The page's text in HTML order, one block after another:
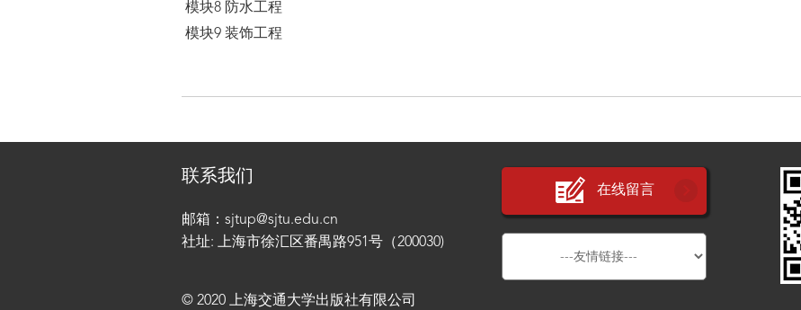
模块8 防水工程
模块9 装饰工程
联系我们
邮箱：sjtup@sjtu.edu.cn
社址: 上海市徐汇区番禺路951号（200030)
© 2020 上海交通大学出版社有限公司
在线留言